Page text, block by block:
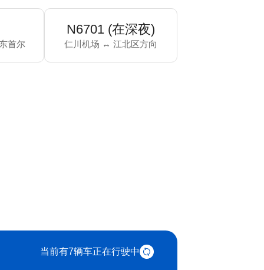
首尔
N6701 (在深夜)
仁川机场 ↔ 江北区方向
当前有7辆车正在行驶中